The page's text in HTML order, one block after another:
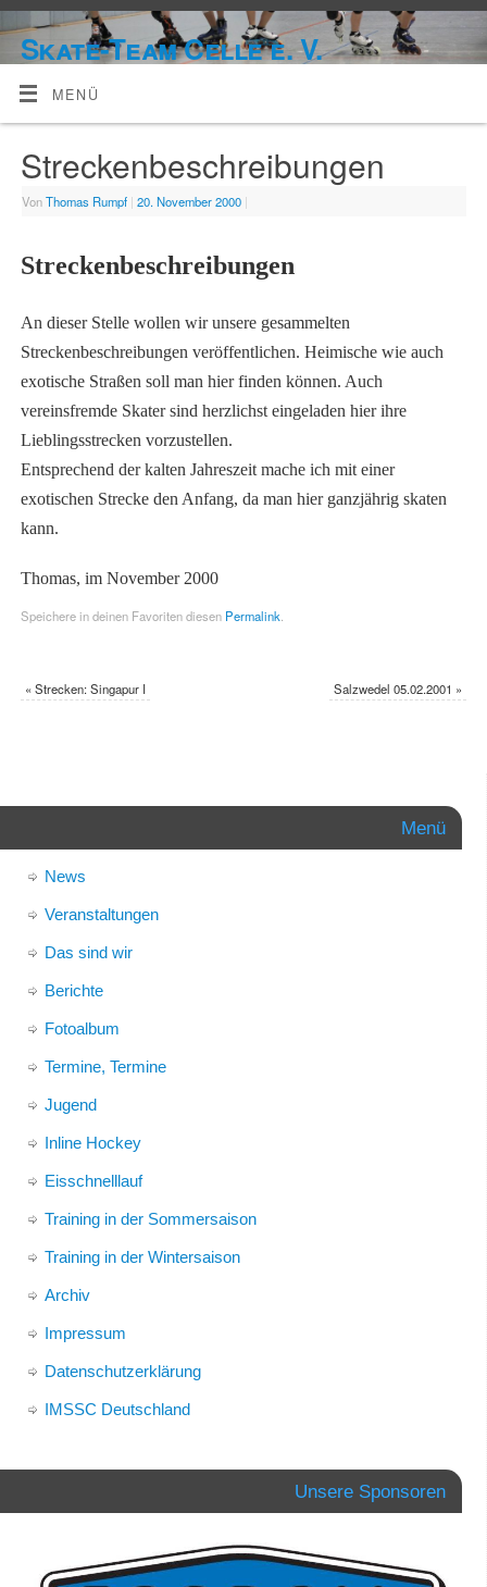
Skate-Team Celle e. V.
MENÜ
Streckenbeschreibungen
VonThomas Rumpf | 20. November 2000 |
Streckenbeschreibungen
An dieser Stelle wollen wir unsere gesammelten
Streckenbeschreibungen veröffentlichen. Heimische wie auch
exotische Straßen soll man hier finden können. Auch
vereinsfremde Skater sind herzlichst eingeladen hier ihre
Lieblingsstrecken vorzustellen.
Entsprechend der kalten Jahreszeit mache ich mit einer
exotischen Strecke den Anfang, da man hier ganzjährig skaten
kann.
Thomas, im November 2000
Speichere in deinen Favoriten diesen Permalink.
«Strecken: Singapur I Salzwedel 05.02.2001 »
Menü
News
Veranstaltungen
Das sind wir
Berichte
Fotoalbum
Termine, Termine
Jugend
Inline Hockey
Eisschnelllauf
Training in der Sommersaison
Training in der Wintersaison
Archiv
Impressum
Datenschutzerklärung
IMSSC Deutschland
Unsere Sponsoren